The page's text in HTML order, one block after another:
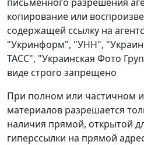
копирование или
содержащей ссылку на
"Укринформ", "УНН",
ТАСС", "Украинская Фото
виде строго запрещено
При полном или частичном
материалов разрешается
наличия прямой, открытой
гиперссылки на прямой